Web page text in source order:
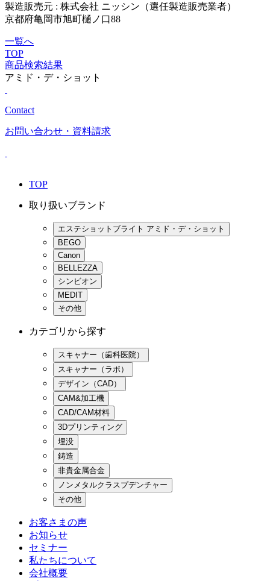
製造販売元 : 株式会社 ニッシン（選任製造販売業者）
京都府亀岡市旭町樋ノ口88
一覧へ
TOP
商品検索結果
アミド・デ・ショット
Contact
お問い合わせ ・資料請求
TOP
取り扱いブランド
エステショットブライト アミド・デ・ショット
BEGO
Canon
BELLEZZA
シンビオン
MEDIT
その他
カテゴリから探す
スキャナー（歯科医院）
スキャナー（ラボ）
デザイン（CAD）
CAM&加工機
CAD/CAM材料
3Dプリンティング
埋没
鋳造
非貴金属合金
ノンメタルクラスプデンチャー
その他
お客さまの声
お知らせ
セミナー
私たちについて
会社概要